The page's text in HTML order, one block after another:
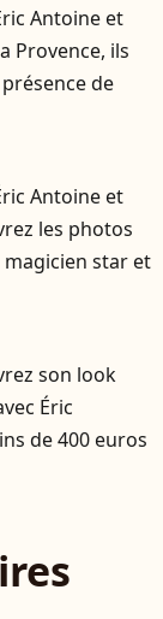
Antoine et
Provence, ils
de
Antoine et
les photos
star et
son look
Éric
de 400 euros